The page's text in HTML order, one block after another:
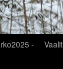
-
Vaalit